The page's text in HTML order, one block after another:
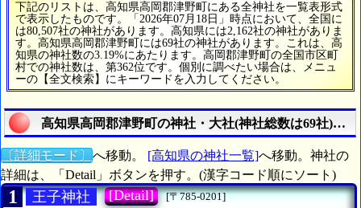
下記のリストは、高知県高岡郡津野町にある全神社を一覧表形式
で表示したものです。「2026年07月18日」時点において、全国に
は80,507社の神社があります。高知県には2,162社の神社がありま
す。高知県高岡郡津野町には69社の神社があります。これは、高
知県の神社数の3.19%にあたります。高岡郡津野町の全国市区町
村での神社数は、第362位です。個別に調べたい場合は、メニュ
ーの【全文検索】にキーワードを入力してください。
高知県高岡郡津野町の神社・大社(神社総数は69社)を
〔詳細モード〕 へ移動。 [高知県の神社一覧]へ移動。神社の
詳細は、「Detail」ボタンを押す。(漢字コード順にソート)
1 王子神社 [Detail]
[〒785-0201]